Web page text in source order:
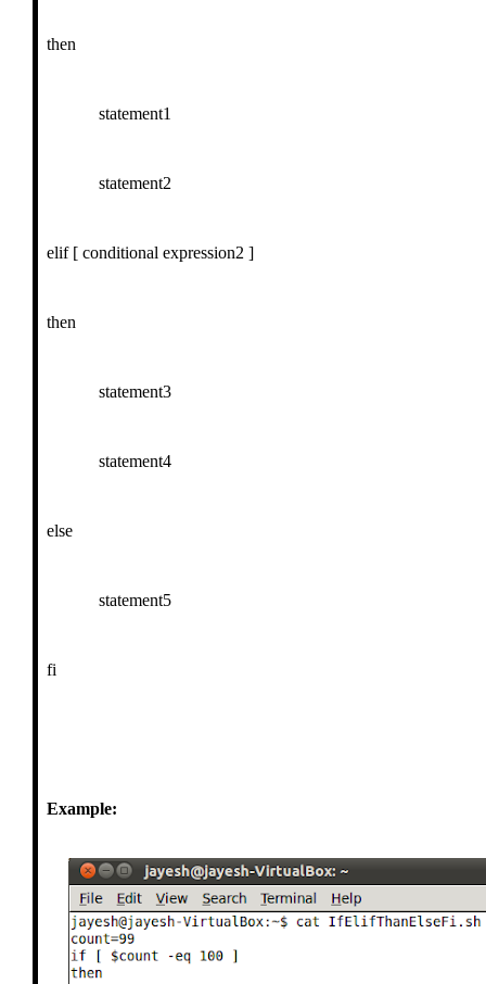
then
statement1
statement2
elif [ conditional expression2 ]
then
statement3
statement4
else
statement5
fi
Example: